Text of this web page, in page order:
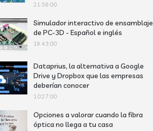
21:56:00
Simulador interactivo de ensamblaje
de PC-3D - Español e inglés
19:43:00
Dataprius, la alternativa a Google
Drive y Dropbox que las empresas
deberían conocer
10:27:00
Opciones a valorar cuando la fibra
óptica no llega a tu casa